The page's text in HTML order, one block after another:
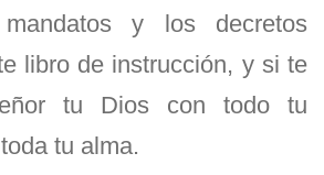
y los decretos
libro de instrucción, y si te
tu Dios con todo tu
tu alma.